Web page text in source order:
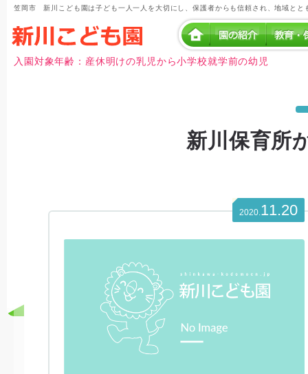
笠岡市 新川こども園は子ども一人一人を大切にし、保護者からも信頼され、地域とと
入園対象年齢：産休明けの乳児から小学校就学前の幼児
新川保育所
2020.11.20